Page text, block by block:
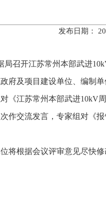
发布日期：
局召开江苏常州本部武进
府及项目建设单位、编制
《江苏常州本部武进10kV
作交流发言，专家组对《
将根据会议评审意见尽快